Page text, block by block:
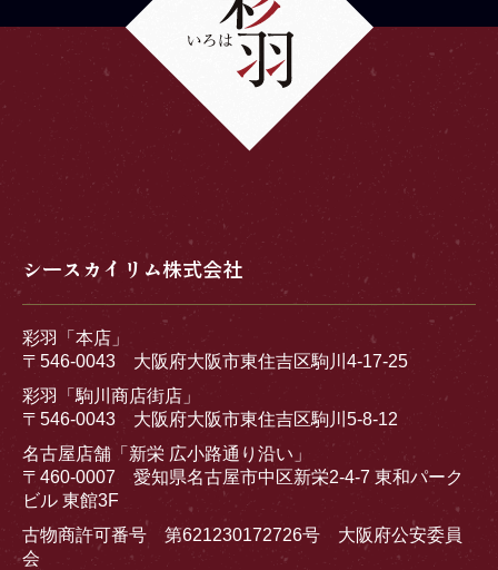
シースカイリム株式会社
彩羽「本店」
〒546-0043 大阪府大阪市東住吉区駒川4-17-25
彩羽「駒川商店街店」
〒546-0043 大阪府大阪市東住吉区駒川5-8-12
名古屋店舗「新栄 広小路通り沿い」
〒460-0007 愛知県名古屋市中区新栄2-4-7 東和パーク
ビル 東館3F
古物商許可番号 第621230172726号 大阪府公安委員
会